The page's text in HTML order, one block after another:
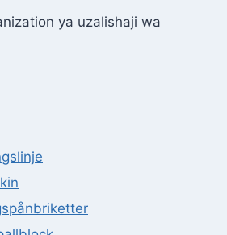
ya uzalishaji wa